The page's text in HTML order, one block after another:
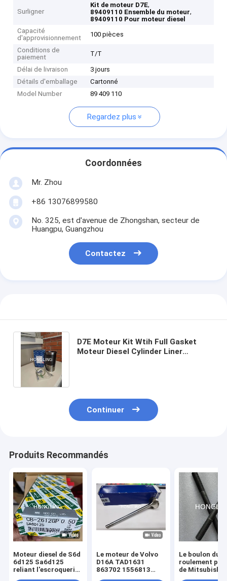
Surligner
Kit de moteur D7E,
89409110 Ensemble du moteur,
89409110 Pour moteur diesel
Capacité
d'approvisionnement
100 pièces
Conditions de
paiement
T/T
Délai de livraison
3 jours
Détails d'emballage
Cartonné
Model Number
89 409 110
Regardez plus
Coordonnées
Mr. Zhou
+86 13076899580
No. 325, est d'avenue de Zhongshan, secteur de
Huangpu, Guangzhou
Contactez
D7E Moteur Kit Wtih Full Gasket
Moteur Diesel Cylinder Liner
Continuer
Produits Recommandés
Moteur diesel de S6d
6d125 Sa6d125
reliant l'escroquerie
Le moteur de Volvo
D16A TAD1631
863702 1556813
Le boulon du
roulement
de Mitsubishi